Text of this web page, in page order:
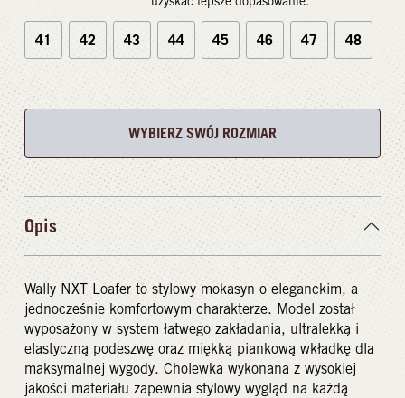
41 42 43 44 45 46 47 48
WYBIERZ SWÓJ ROZMIAR
Opis
Wally NXT Loafer to stylowy mokasyn o eleganckim, a
jednocześnie komfortowym charakterze. Model został
wyposażony w system łatwego zakładania, ultralekką i
elastyczną podeszwę oraz miękką piankową wkładkę dla
maksymalnej wygody. Cholewka wykonana z wysokiej
jakości materiału zapewnia stylowy wygląd na każdą